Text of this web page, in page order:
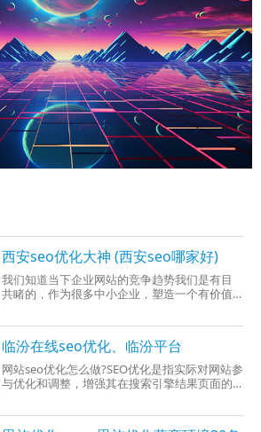
西安seo优化大神 (西安seo哪家好)
我们知道当下企业网站的竞争趋势我们是有目
共睹的，作为很多中小企业，塑造一个有价值
是笔者发现很多企业网站上线之后，新闻信息
寥寥无几，很多都是处于无人打理的状态，在
这种情况下我们究竟如何让网站发挥巨大价值
呢
临汾在线seo优化、临汾平台
网站seo优化怎么做?SEO优化是指实际对网站参
与优化和调整，增强其在搜索引擎结果页面的
略。